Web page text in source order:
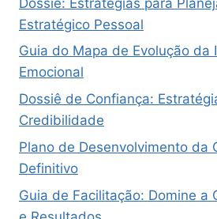
Estratégico Pessoal
Guia do Mapa de Evolução da
Emocional
Dossiê de Confiança:
Credibilidade
Plano de Desenvolvimento da
Definitivo
Guia de Facilitação: Domine a